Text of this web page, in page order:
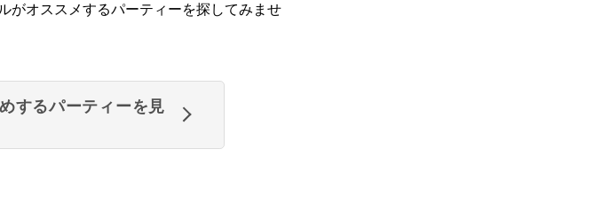
がオススメするパーティーを探してみませ
するパーティーを見